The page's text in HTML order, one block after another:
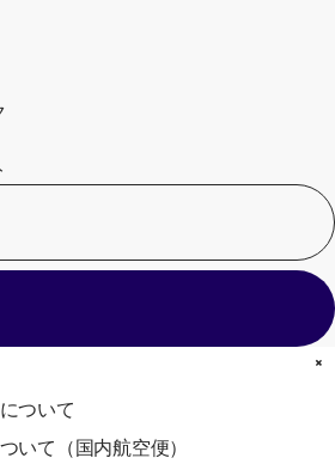
[
ついて
いて（国内航空便）